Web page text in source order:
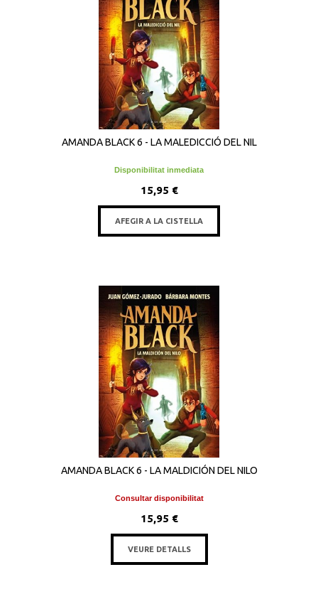
AMANDA BLACK 6 - LA MALEDICCIÓ DEL NIL
Disponibilitat inmediata
15,95 €
AFEGIR A LA CISTELLA
AMANDA BLACK 6 - LA MALDICIÓN DEL NILO
Consultar disponibilitat
15,95 €
VEURE DETALLS